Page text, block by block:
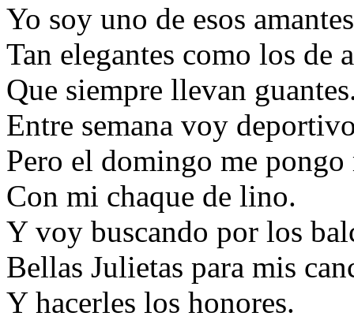
Yo soy uno de esos amantes
Tan elegantes como los de
Que siempre llevan
Entre semana voy
Pero el domingo me
Con mi chaque de lino.
Y voy buscando por los
Bellas Julietas para mis
Y hacerles los honores.